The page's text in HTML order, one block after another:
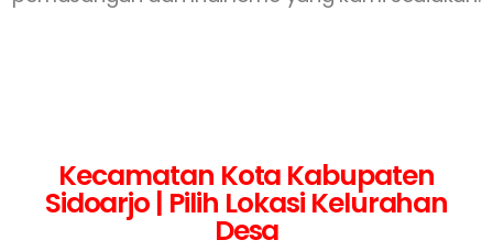
Kecamatan Kota Kabupaten
Sidoarjo | Pilih Lokasi Kelurahan
Desa